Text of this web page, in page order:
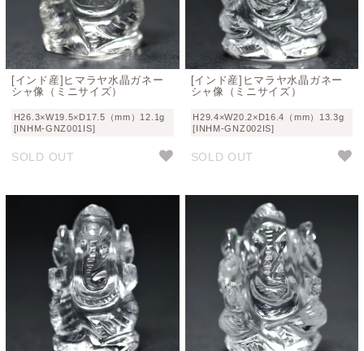
[インド産]ヒマラヤ水晶ガネー
シャ像（ミニサイズ）
H26.3×W19.5×D17.5（mm）12.1g
[INHM-GNZ001IS]
SOLD OUT
[インド産]ヒマラヤ水晶ガネー
シャ像（ミニサイズ）
H29.4×W20.2×D16.4（mm）13.3g
[INHM-GNZ002IS]
SOLD OUT